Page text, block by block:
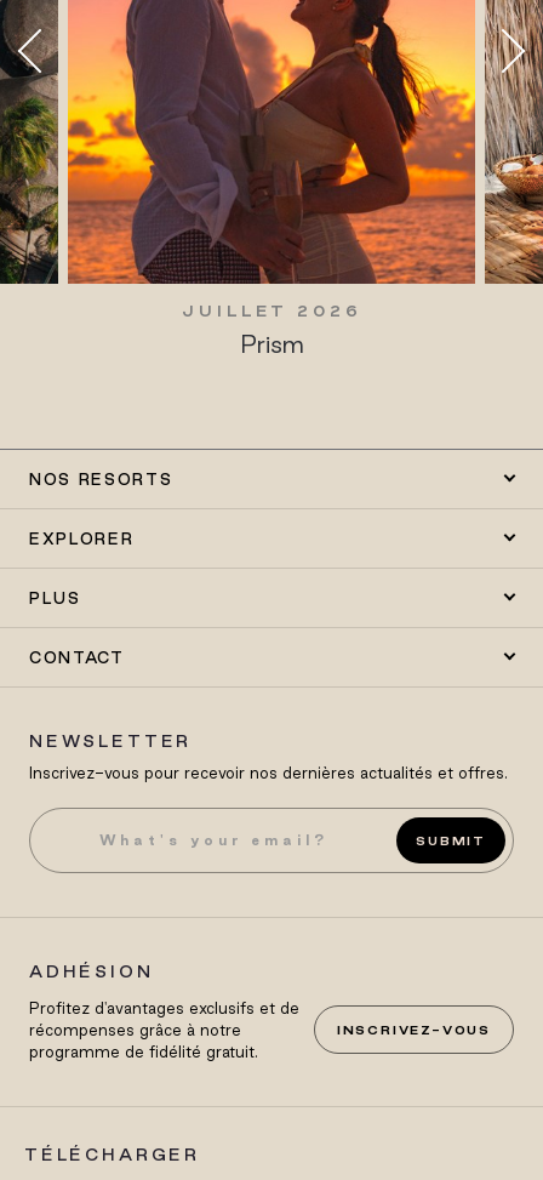
JUILLET 2026
Prism
NOS RESORTS
EXPLORER
PLUS
CONTACT
NEWSLETTER
Inscrivez-vous pour recevoir nos dernières actualités et offres.
SUBMIT
ADHÉSION
Profitez d'avantages exclusifs et de
récompenses grâce à notre
programme de fidélité gratuit.
INSCRIVEZ-VOUS
TÉLÉCHARGER